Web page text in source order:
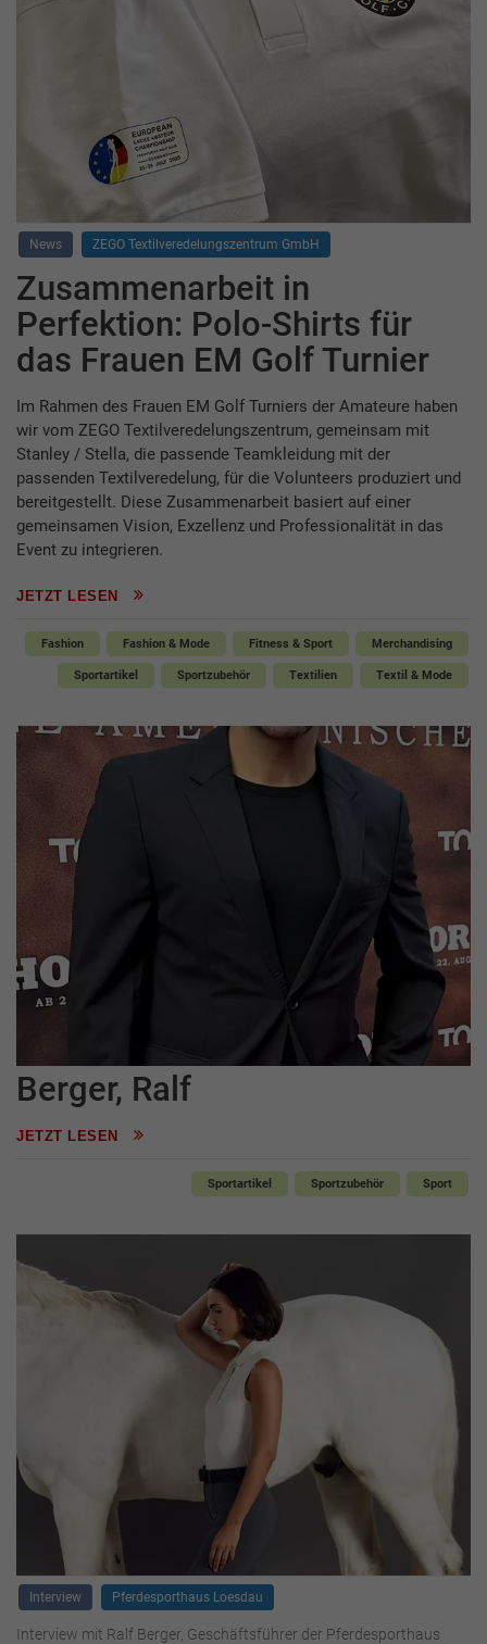
News ZEGO Textilveredelungszentrum GmbH
Zusammenarbeit in
Perfektion: Polo-Shirts für
das Frauen EM Golf Turnier
Im Rahmen des Frauen EM Golf Turniers der Amateure haben
wir vom ZEGO Textilveredelungszentrum, gemeinsam mit
Stanley / Stella, die passende Teamkleidung mit der
passenden Textilveredelung, für die Volunteers produziert und
bereitgestellt. Diese Zusammenarbeit basiert auf einer
gemeinsamen Vision, Exzellenz und Professionalität in das
Event zu integrieren.
JETZT LESEN
Fashion Fashion & Mode Fitness & Sport Merchandising
Sportartikel Sportzubehör Textilien Textil & Mode
Berger, Ralf
JETZT LESEN
Sportartikel Sportzubehör Sport
Interview Pferdesporthaus Loesdau
Interview mit Ralf Berger, Geschäftsführer der Pferdesporthaus